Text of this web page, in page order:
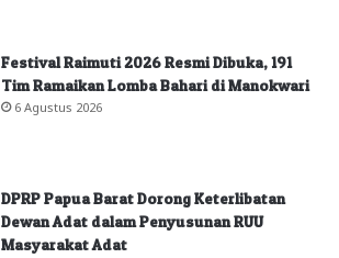
Festival Raimuti 2026 Resmi Dibuka, 191
Tim Ramaikan Lomba Bahari di Manokwari
6 Agustus 2026
DPRP Papua Barat Dorong Keterlibatan
Dewan Adat dalam Penyusunan RUU
Masyarakat Adat